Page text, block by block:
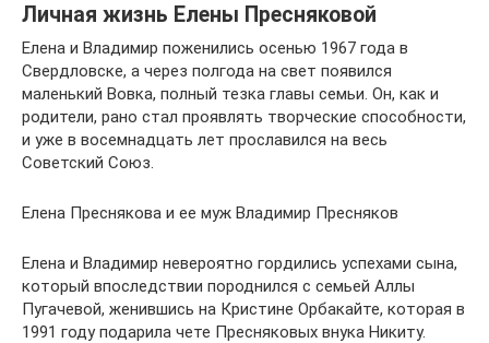
Личная жизнь Елены Пресняковой
Елена и Владимир поженились осенью 1967 года в
Свердловске, а через полгода на свет появился
маленький Вовка, полный тезка главы семьи. Он, как и
родители, рано стал проявлять творческие способности,
и уже в восемнадцать лет прославился на весь
Советский Союз.
Елена Преснякова и ее муж Владимир Пресняков
Елена и Владимир невероятно гордились успехами сына,
который впоследствии породнился с семьей Аллы
Пугачевой, женившись на Кристине Орбакайте, которая в
1991 году подарила чете Пресняковых внука Никиту.